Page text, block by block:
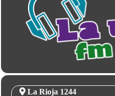
La Rioja 1244